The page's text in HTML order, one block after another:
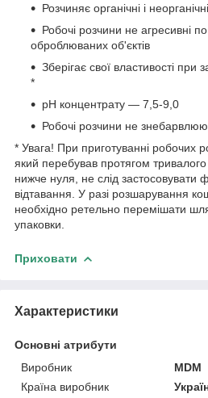
Розчиняє органічні і
Робочі розчини не агресивні
оброблюваних об'єктів
Зберігає свої властивості при
*
рН концентрату — 7,5-9,0
Робочі розчини не
* Увага! При приготуванні робочих
який перебував протягом
нижче нуля, не слід застосовувати
відтавання. У разі розшарування
необхідно ретельно перемішати
упаковки.
Приховати
Характеристики
Основні атрибути
Виробник
MDM
Країна виробник